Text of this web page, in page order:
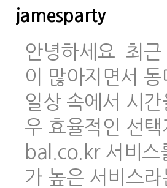
jamesparty
안녕하세요 최근
이 많아지면서
일상 속에서 시
우 효율적인 선
bal.co.kr 서비스
가 높은 서비스